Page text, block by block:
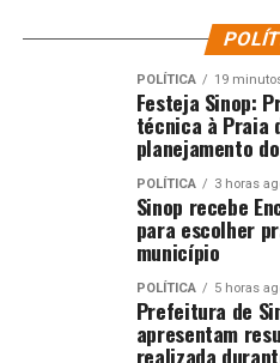
POLÍTICA 19
Festeja Sinop:
técnica à Praia
planejamento
POLÍTICA 3 horas
Sinop recebe
para escolher
município
POLÍTICA 5 horas
Prefeitura de
apresentam
realizada